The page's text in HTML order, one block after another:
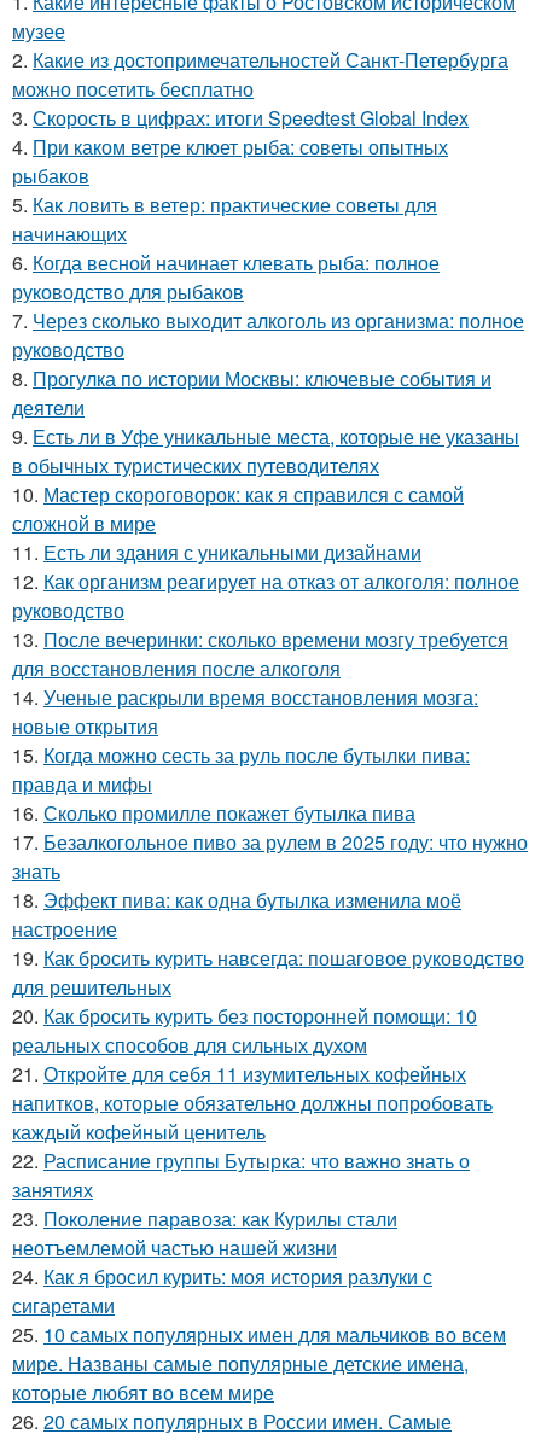
музее
2. Какие из достопримечательностей Санкт-Петербурга
можно посетить бесплатно
3. Скорость в цифрах: итоги Speedtest Global Index
4. При каком ветре клюет рыба: советы опытных
рыбаков
5. Как ловить в ветер: практические советы для
начинающих
6. Когда весной начинает клевать рыба: полное
руководство для рыбаков
7. Через сколько выходит алкоголь из организма: полное
руководство
8. Прогулка по истории Москвы: ключевые события и
деятели
9. Есть ли в Уфе уникальные места, которые не указаны
в обычных туристических путеводителях
10. Мастер скороговорок: как я справился с самой
сложной в мире
11. Есть ли здания с уникальными дизайнами
12. Как организм реагирует на отказ от алкоголя: полное
руководство
13. После вечеринки: сколько времени мозгу требуется
для восстановления после алкоголя
14. Ученые раскрыли время восстановления мозга:
новые открытия
15. Когда можно сесть за руль после бутылки пива:
правда и мифы
16. Сколько промилле покажет бутылка пива
17. Безалкогольное пиво за рулем в 2025 году: что нужно
знать
18. Эффект пива: как одна бутылка изменила моё
настроение
19. Как бросить курить навсегда: пошаговое руководство
для решительных
20. Как бросить курить без посторонней помощи: 10
реальных способов для сильных духом
21. Откройте для себя 11 изумительных кофейных
напитков, которые обязательно должны попробовать
каждый кофейный ценитель
22. Расписание группы Бутырка: что важно знать о
занятиях
23. Поколение паравоза: как Курилы стали
неотъемлемой частью нашей жизни
24. Как я бросил курить: моя история разлуки с
сигаретами
25. 10 самых популярных имен для мальчиков во всем
мире. Названы самые популярные детские имена,
которые любят во всем мире
26. 20 самых популярных в России имен. Самые